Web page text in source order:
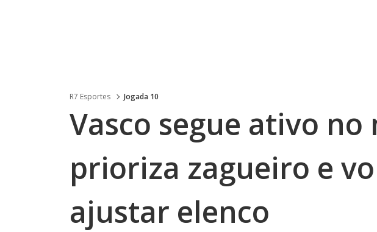
R7 Esportes Jogada 10
Vasco segue ativo no
prioriza zagueiro e
ajustar elenco